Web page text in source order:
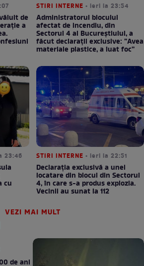
de
a
STIRI INTERNE • ieri la 23:54
Administratorul blocului
afectat de incendiu, din
Sectorul 4 al Bucureștiului, a
făcut declarații exclusive: ”Avea
materiale plastice, a luat foc”
23:46
cu
STIRI INTERNE • ieri la 22:51
Declarația exclusivă a unei
locatare din blocul din Sectorul
4, în care s-a produs explozia.
Vecinii au sunat la 112
VEZI MAI MULT
de ani